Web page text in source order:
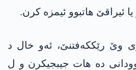
یا ئیراقێ هاتبوو ئیمزە کرن.
وێ رێکكەفتنێ، ئەو خال د
سوودانی دە هات جیبجیکرن و ل